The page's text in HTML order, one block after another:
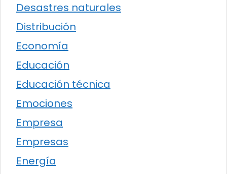
Desastres naturales
Distribución
Economía
Educación
Educación técnica
Emociones
Empresa
Empresas
Energía